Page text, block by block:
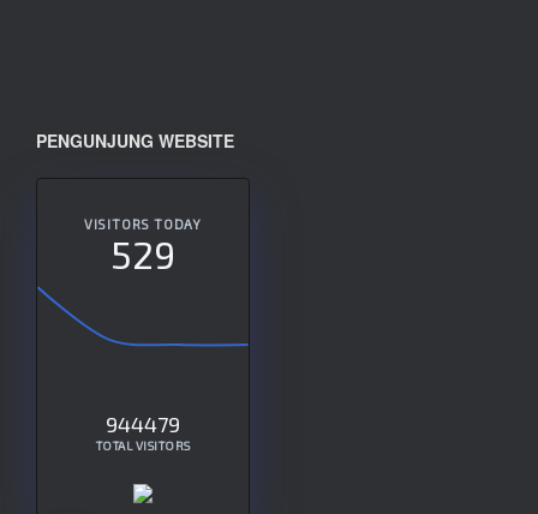
PENGUNJUNG WEBSITE
VISITORS TODAY
529
944479
TOTAL VISITORS